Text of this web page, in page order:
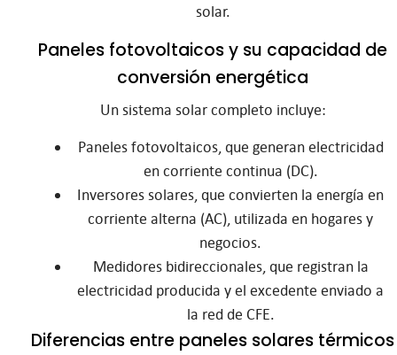
solar.
Paneles fotovoltaicos y su capacidad de
conversión energética
Un sistema solar completo incluye:
Paneles fotovoltaicos, que generan electricidad
en corriente continua (DC).
Inversores solares, que convierten la energía en
corriente alterna (AC), utilizada en hogares y
negocios.
Medidores bidireccionales, que registran la
electricidad producida y el excedente enviado a
la red de CFE.
Diferencias entre paneles solares térmicos